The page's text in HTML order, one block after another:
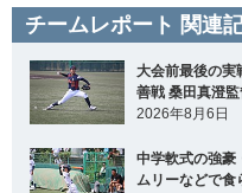
チームレポート 関連
大会前最後の実
善戦 桑田真澄
2026年8月6日
中学軟式の強豪
ムリーなどで食